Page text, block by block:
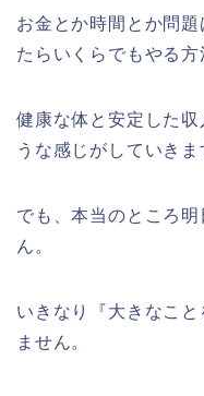
お金とか時間とか問
たらいくらでもやる方
健康な体と安定した
うな感じがしていきま
でも、本当のところ
ん。
いきなり『大きなこ
ません。